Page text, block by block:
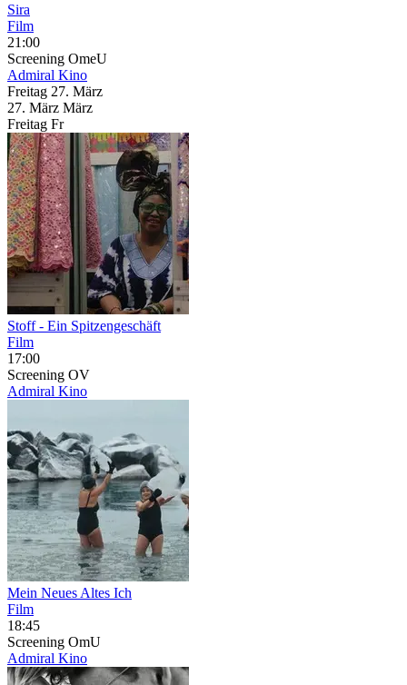
Sira
Film
21:00
Screening OmeU
Admiral Kino
Freitag 27. März
27. März März
Freitag Fr
Stoff - Ein Spitzengeschäft
Film
17:00
Screening OV
Admiral Kino
Mein Neues Altes Ich
Film
18:45
Screening OmU
Admiral Kino